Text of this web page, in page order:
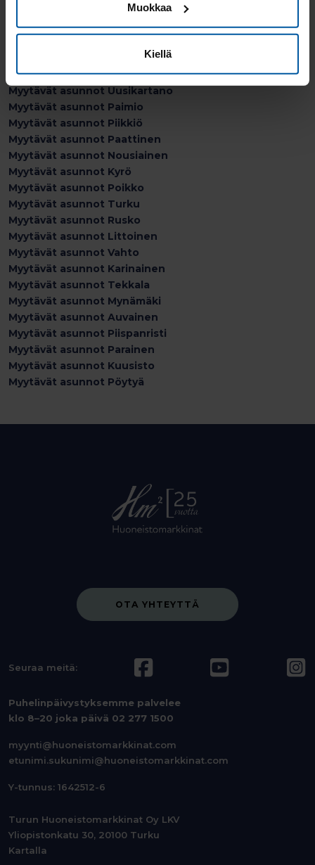
Muokkaa
Kiellä
Myytävät asunnot Raisio
Myytävät asunnot Yläne
Myytävät asunnot Merimasku
Myytävät asunnot Riihikosi
Myytävät asunnot Uusikartano
Myytävät asunnot Paimio
Myytävät asunnot Piikkiö
Myytävät asunnot Paattinen
Myytävät asunnot Nousiainen
Myytävät asunnot Kyrö
Myytävät asunnot Poikko
Myytävät asunnot Turku
Myytävät asunnot Rusko
Myytävät asunnot Littoinen
Myytävät asunnot Vahto
Myytävät asunnot Karinainen
Myytävät asunnot Tekkala
Myytävät asunnot Mynämäki
Myytävät asunnot Auvainen
Myytävät asunnot Piispanristi
Myytävät asunnot Parainen
Myytävät asunnot Kuusisto
Myytävät asunnot Pöytyä
OTA YHTEYTTÄ
Seuraa meitä:
Puhelinpäivystyksemme palvelee
klo 8–20 joka päivä 02 277 1500
myynti@huoneistomarkkinat.com
etunimi.sukunimi@huoneistomarkkinat.com
Y-tunnus: 1642512-6
Turun Huoneistomarkkinat Oy LKV
Yliopistonkatu 30, 20100 Turku
Kartalla